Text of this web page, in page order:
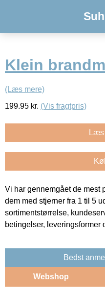
Klein
(Læs mere)
199.95 kr. (Vis fragtpris)
Læs
Vi har gennemgået de
dem med stjerner fra 1 til 5
sortimentstørrelse,
betingelser, leveringsformer
Bedst
Webshop